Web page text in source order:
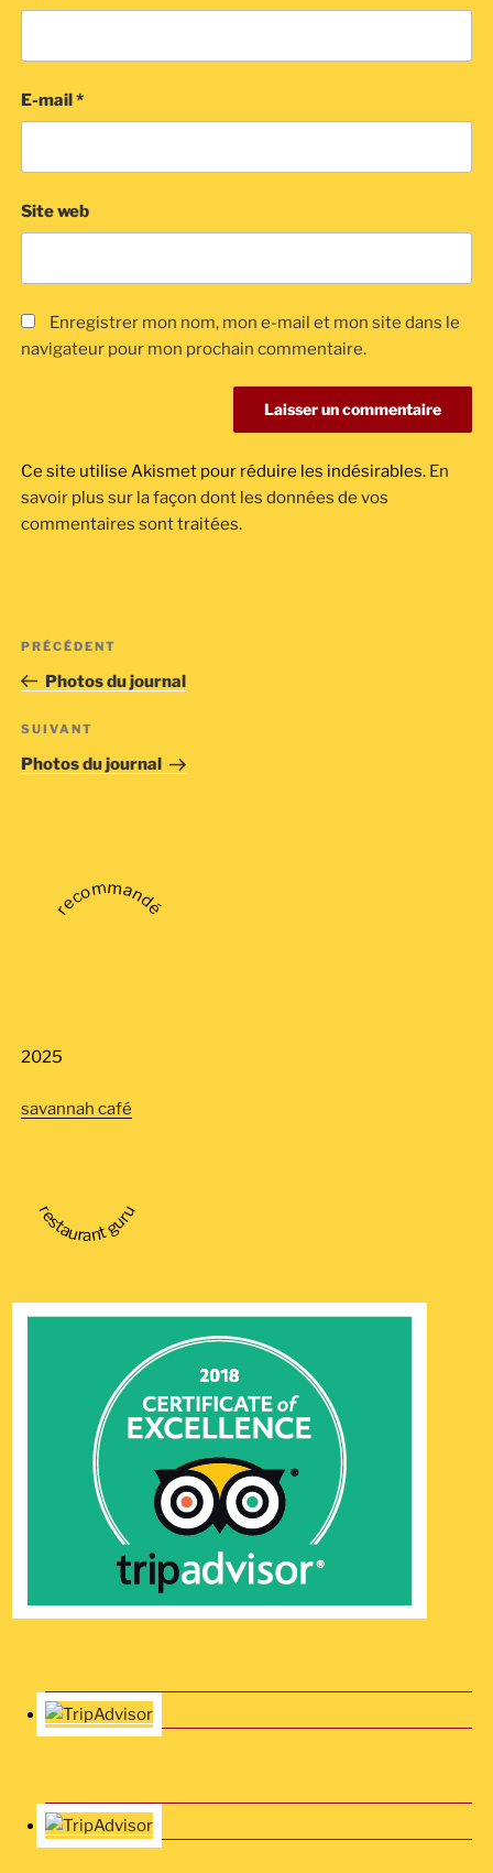
E-mail*
Site web
Enregistrer mon nom, mon e-mail et mon site dans le
navigateur pour mon prochain commentaire.
Ce site utilise Akismet pour réduire les indésirables. En
savoir plus sur la façon dont les données de vos
commentaires sont traitées.
Navigation
l’article
Article
précédent
PRÉCÉDENT
Photos du journal
Article
suivant
SUIVANT
Photos du journal
recommandé
2025
savannah café
restaurant guru